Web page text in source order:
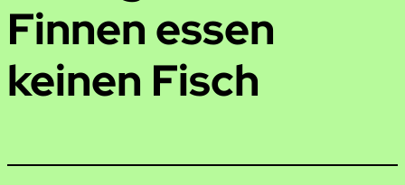
Finnen essen
keinen Fisch